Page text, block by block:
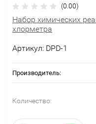
(0.00)
Набор химических
хлорметра
Артикул: DPD-1
Производитель:
Количество: